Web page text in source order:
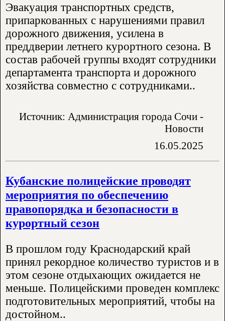
Эвакуация транспортных средств,
припаркованных с нарушениями правил
дорожного движения, усилена в
преддверии летнего курортного сезона. В
состав рабочей группы входят сотрудники
департамента транспорта и дорожного
хозяйства совместно с сотрудниками..
Источник: Администрация города Сочи -
Новости
16.05.2025
Кубанские полицейские проводят
мероприятия по обеспечению
правопорядка и безопасности в
курортный сезон
В прошлом году Краснодарский край
принял рекордное количество туристов и в
этом сезоне отдыхающих ожидается не
меньше. Полицейскими проведен комплекс
подготовительных мероприятий, чтобы на
достойном..